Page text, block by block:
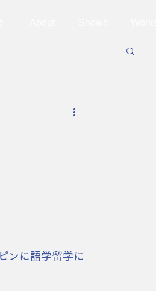
ンに語学留学に